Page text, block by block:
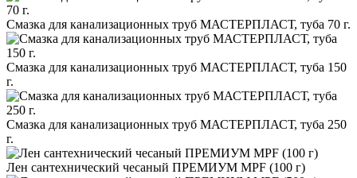
Смазка для канализационных труб МАСТЕРПЛАСТ, туба 70 г.
Смазка для канализационных труб МАСТЕРПЛАСТ, туба 150
г.
Смазка для канализационных труб МАСТЕРПЛАСТ, туба 250
г.
Лен сантехнический чесаный ПРЕМИУМ MPF (100 г)